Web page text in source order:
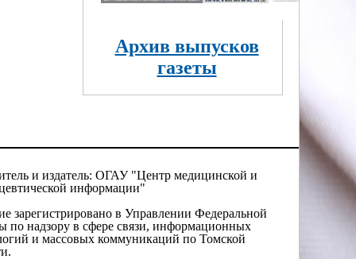
Архив выпусков
газеты
и издатель: ОГАУ "Центр медицинской и
информации"
зарегистрировано в Управлении Федеральной
по надзору в сфере связи, информационных
и массовых коммуникаций по Томской